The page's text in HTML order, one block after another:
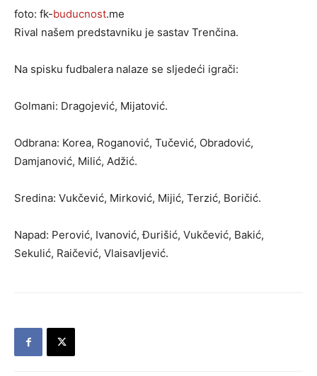
foto: fk-buducnost.me
Rival našem predstavniku je sastav Trenčina.
Na spisku fudbalera nalaze se sljedeći igrači:
Golmani: Dragojević, Mijatović.
Odbrana: Korea, Roganović, Tučević, Obradović,
Damjanović, Milić, Adžić.
Sredina: Vukčević, Mirković, Mijić, Terzić, Boričić.
Napad: Perović, Ivanović, Đurišić, Vukčević, Bakić,
Sekulić, Raičević, Vlaisavljević.